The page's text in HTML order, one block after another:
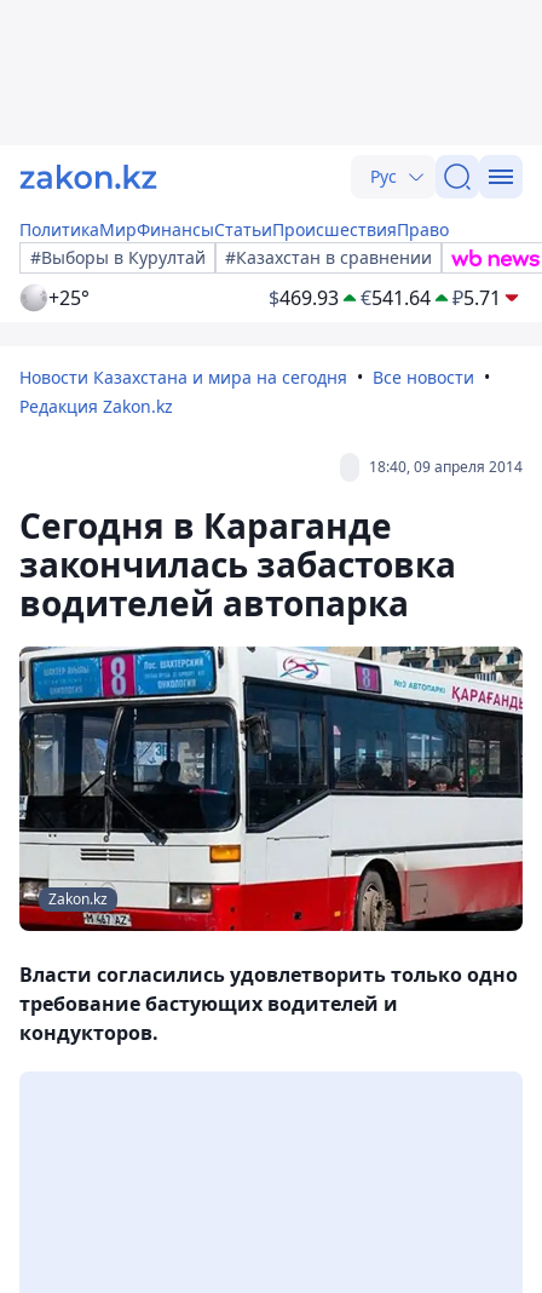
Рус
ПолитикаМирФинансыСтатьиПроисшествияПраво
#Выборы в Курултай
#Казахстан в сравнении
+25° $469.93 €541.64 ₽5.71
Новости Казахстана и мира на сегодня
Все новости
Редакция Zakon.kz
18:40, 09 апреля 2014
Сегодня в Караганде
закончилась забастовка
водителей автопарка
Zakon.kz
Власти согласились удовлетворить только одно
требование бастующих водителей и
кондукторов.